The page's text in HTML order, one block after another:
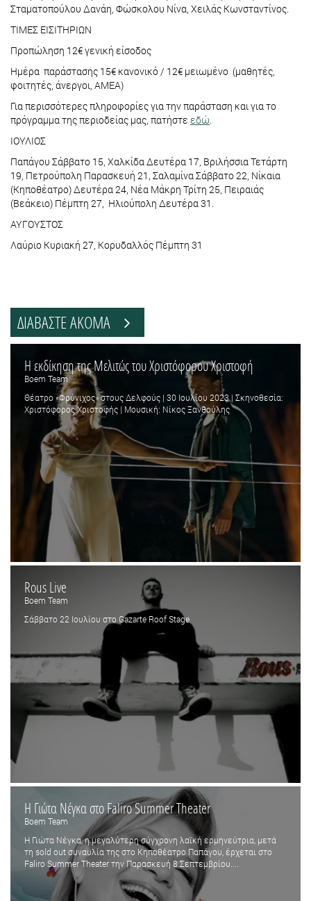
Σταματοπούλου Δανάη, Φώσκολου Νίνα, Χειλάς Κωνσταντίνος.
ΤΙΜΕΣ ΕΙΣΙΤΗΡΙΩΝ
Προπώληση 12€ γενική είσοδος
Ημέρα παράστασης 15€ κανονικό / 12€ μειωμένο (μαθητές,
φοιτητές, άνεργοι, ΑΜΕΑ)
Για περισσότερες πληροφορίες για την παράσταση και για το
πρόγραμμα της περιοδείας μας, πατήστε εδώ.
ΙΟΥΛΙΟΣ
Παπάγου Σάββατο 15, Χαλκίδα Δευτέρα 17, Βριλήσσια Τετάρτη
19, Πετρούπολη Παρασκευή 21, Σαλαμίνα Σάββατο 22, Νίκαια
(Κηποθέατρο) Δευτέρα 24, Νέα Μάκρη Τρίτη 25, Πειραιάς
(Βεάκειο) Πέμπτη 27, Ηλιούπολη Δευτέρα 31.
ΑΥΓΟΥΣΤΟΣ
Λαύριο Κυριακή 27, Κορυδαλλός Πέμπτη 31
ΔΙΑΒΑΣΤΕ ΑΚΟΜΑ
Η εκδίκηση της Μελιτώς του Χριστόφορου Χριστοφή
Boem Team
Θέατρο «Φρύνιχος» στους Δελφούς | 30 Ιουλίου 2023 | Σκηνοθεσία:
Χριστόφορος Χριστοφής | Μουσική: Νίκος Ξανθούλης
Rous Live
Boem Team
Σάββατο 22 Ιουλίου στο Gazarte Roof Stage
Η Γιώτα Νέγκα στο Faliro Summer Τheater
Boem Team
Η Γιώτα Νέγκα, η μεγαλύτερη σύγχρονη λαϊκή ερμηνεύτρια, μετά
τη sold out συναυλία της στο Κηποθέατρο Παπάγου, έρχεται στο
Faliro Summer Τheater την Παρασκευή 8 Σεπτεμβρίου....